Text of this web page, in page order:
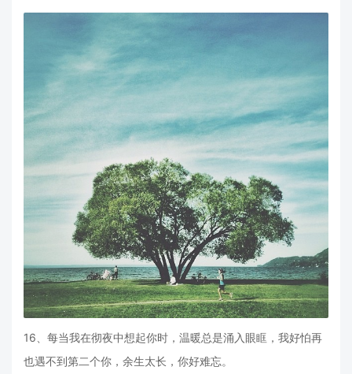
16、每当我在彻夜中想起你时，温暖总是涌入眼眶，我好怕再
也遇不到第二个你，余生太长，你好难忘。